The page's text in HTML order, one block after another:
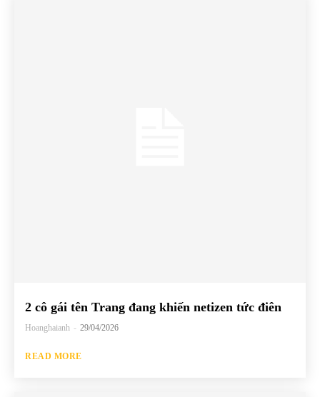
2 cô gái tên Trang đang khiến netizen tức điên
Hoanghaianh - 29/04/2026
READ MORE